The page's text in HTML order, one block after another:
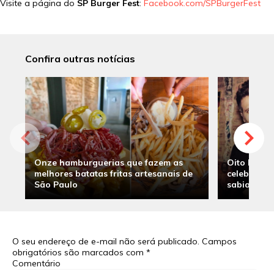
Visite a página do SP Burger Fest: Facebook.com/SPBurgerFest
Confira outras notícias
Onze hamburguerias que fazem as
melhores batatas fritas artesanais de
São Paulo
Oito
sabia
O seu endereço de e-mail não será publicado. Campos
obrigatórios são marcados com *
Comentário